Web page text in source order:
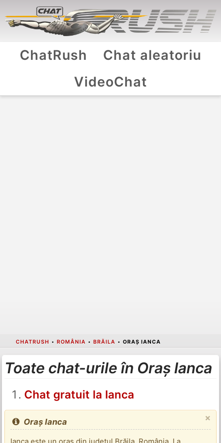
ChatRush
Chat aleatoriu
VideoChat
CHATRUSH • ROMÂNIA • BRĂILA • ORAȘ IANCA
Toate chat-urile în Oraș Ianca
Chat gratuit la Ianca
×
Oraș Ianca
Ianca este un oraș din județul Brăila, România. La